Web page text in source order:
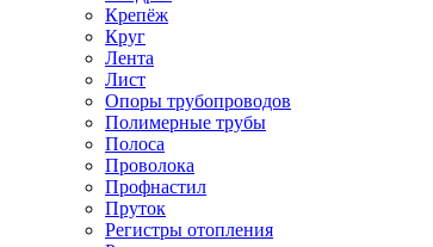
Крепёж
Круг
Лента
Лист
Опоры трубопроводов
Полимерные трубы
Полоса
Проволока
Профнастил
Пруток
Регистры отопления